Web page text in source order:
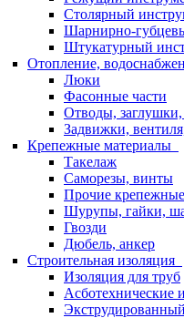
Столярный
Шарнирно-
Штукатурный
Отопление,
Люки
Фасонные части
Отводы,
Задвижки,
Крепежные материалы
Такелаж
Саморезы, винты
Прочие
Шурупы, гайки,
Гвозди
Дюбель, анкер
Строительная изоляция
Изоляция для труб
Асботехнические